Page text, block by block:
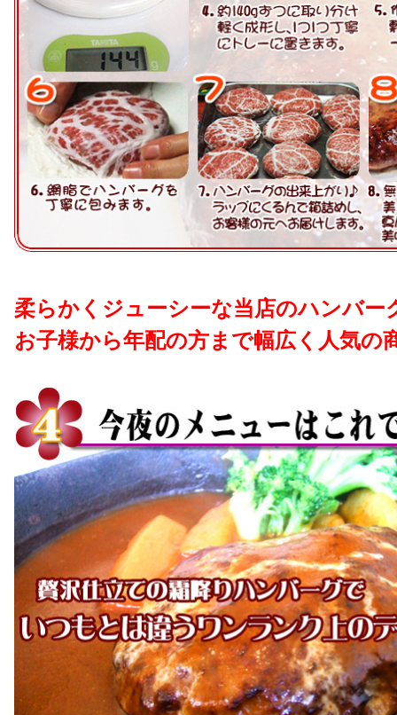
柔らかくジューシーな当店のハンバー
お子様から年配の方まで幅広く人気の